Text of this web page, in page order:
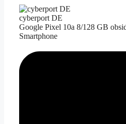
cyberport DE
Google Pixel 10a 8/128 GB
Smartphone